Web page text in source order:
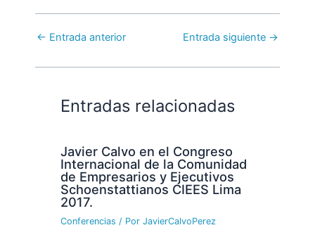
← Entrada anterior Entrada siguiente →
Entradas relacionadas
Javier Calvo en el Congreso
Internacional de la Comunidad
de Empresarios y Ejecutivos
Schoenstattianos CIEES Lima
2017.
Conferencias / PorJavierCalvoPerez